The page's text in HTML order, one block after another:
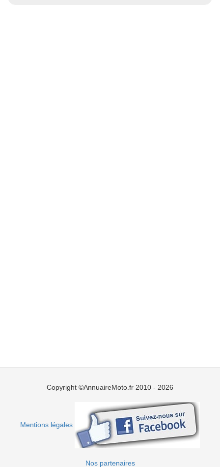
Copyright ©AnnuaireMoto.fr 2010 - 2026
Mentions légales
Nos partenaires